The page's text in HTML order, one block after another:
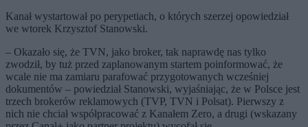
Kanał wystartował po perypetiach, o których szerzej opowiedział
we wtorek Krzysztof Stanowski.
– Okazało się, że TVN, jako broker, tak naprawdę nas tylko
zwodził, by tuż przed zaplanowanym startem poinformować, że
wcale nie ma zamiaru parafować przygotowanych wcześniej
dokumentów – powiedział Stanowski, wyjaśniając, że w Polsce jest
trzech brokerów reklamowych (TVP, TVN i Polsat). Pierwszy z
nich nie chciał współpracować z Kanałem Zero, a drugi (wskazany